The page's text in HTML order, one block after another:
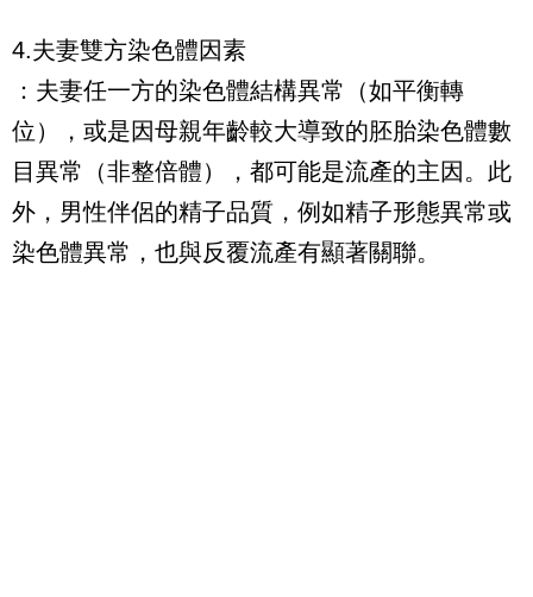
4.夫妻雙方染色體因素
：夫妻任一方的染色體結構異常（如平衡轉
位），或是因母親年齡較大導致的胚胎染色體數
目異常（非整倍體），都可能是流產的主因。此
外，男性伴侶的精子品質，例如精子形態異常或
染色體異常，也與反覆流產有顯著關聯。